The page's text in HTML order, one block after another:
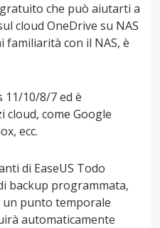
che può aiutarti a
cloud OneDrive su NAS
familiarità con il NAS, è
10/8/7 ed è
cloud, come Google
ecc.
di EaseUS Todo
backup programmata,
un punto temporale
automaticamente